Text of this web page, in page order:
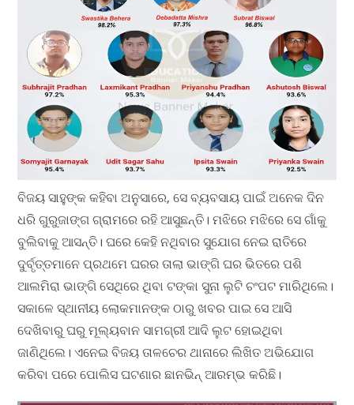
ବିଜୟ ସାହୁଙ୍କ କହିବା ଅନୁସାରେ, ସେ ବ୍ୟବସାୟ ପାଇଁ ଅନେକ ଦିନ
ଧରି ଗୁରୁଜାଙ୍ଗ ଗ୍ରାମରେ ରହି ଆସୁଛନ୍ତି। ମଝିରେ ମଝିରେ ସେ ଗାଁକୁ
ବୁଲିବାକୁ ଆସନ୍ତି। ଘରେ କେହି ନଥିବାର ସୁଯୋଗ ନେଇ ରାତିରେ
ଦୁର୍ବୃତ୍ତମାନେ ପ୍ରଥମେ ଘରର ତାଲା ଭାଙ୍ଗି ଘର ଭିତରେ ପଶି
ଆଲମିରା ଭାଙ୍ଗି ସେଥିରେ ଥିବା ଟଙ୍କା ସୁନା ଲୁଟି ଚଂପଟ ମାରିଥିଲେ।
ସକାଳେ ସ୍ଥାନୀୟ ଲୋକମାନଙ୍କ ଠାରୁ ଖବର ପାଇ ସେ ଆସି
ଦେଖିବାରୁ ଘରୁ ମୂଲ୍ୟବାନ ସାମଗ୍ରୀ ଆଦି ଲୁଟ ହୋଇଥିବା
ଜାଣିଥିଲେ। ଏନେଇ ବିଜୟ ତାଳଚେର ଥାନାରେ ଲିଖିତ ଅଭିଯୋଗ
କରିବା ପରେ ପୋଲିସ ଘଟଣାର ଛାନଭିନ୍ ଆରମ୍ଭ କରିଛି।